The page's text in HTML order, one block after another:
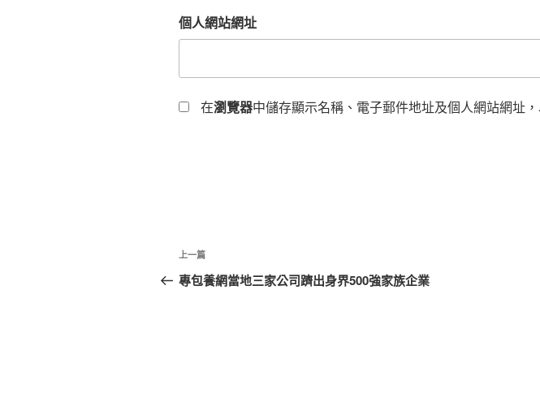
個人網站網址
在瀏覽器中儲存顯示名稱、電子郵件地址及個人網站網址
文
章
上
一
上一篇
專包養網當地三家公司躋出身界500強家族企業